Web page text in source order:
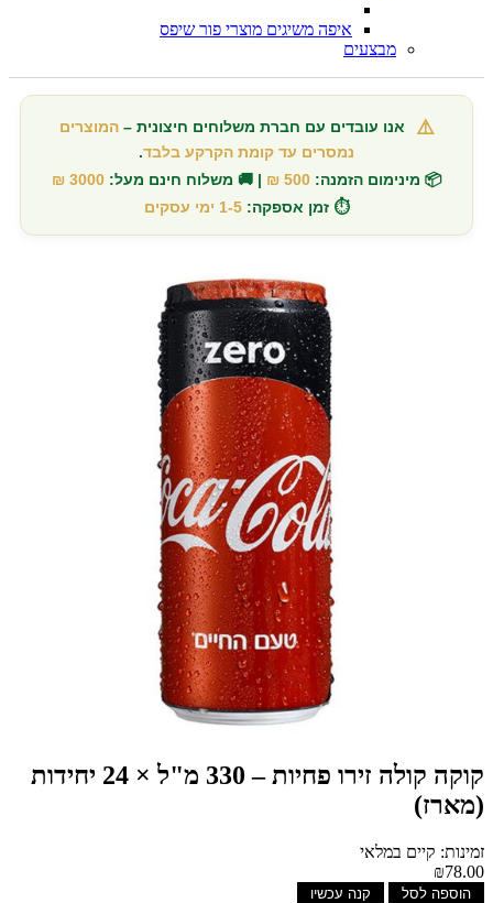
איפה משיגים מוצרי פור שיפס
מבצעים
⚠️ אנו עובדים עם חברת משלוחים חיצונית –המוצרים
נמסרים עד קומת הקרקע בלבד.
📦 מינימום הזמנה: 500 ₪ | 🚚 משלוח חינם מעל: 3000 ₪
⏱️ זמן אספקה: 1-5 ימי עסקים
קוקה קולה זירו פחיות – 330 מ"ל × 24 יחידות
(מארז)
זמינות: קיים במלאי
₪78.00
הוספה לסל קנה עכשיו